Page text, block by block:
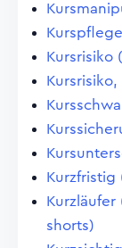
Kursrisiko
Kurzfristig
shorts)